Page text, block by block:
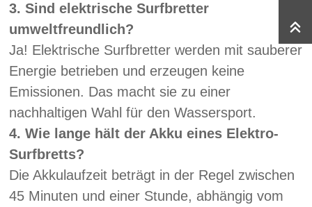
3. Sind elektrische Surfbretter
umweltfreundlich?
Ja! Elektrische Surfbretter werden mit sauberer
Energie betrieben und erzeugen keine
Emissionen. Das macht sie zu einer
nachhaltigen Wahl für den Wassersport.
4. Wie lange hält der Akku eines Elektro-
Surfbretts?
Die Akkulaufzeit beträgt in der Regel zwischen
45 Minuten und einer Stunde, abhängig vom